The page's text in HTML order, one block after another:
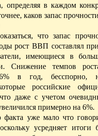
определяя в каждом
каков запас
что запас
рост ВВП составлял
имеющиеся в
Снижение темпов
в год,
российские
даже с учетом
примерно на 6%.­
факта уже малочто
усредняет итоги